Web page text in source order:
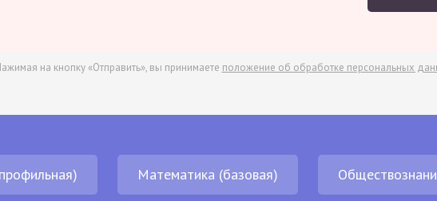
на кнопку «Отправить», вы принимаете положение об обработке персональных
Математика (базовая)